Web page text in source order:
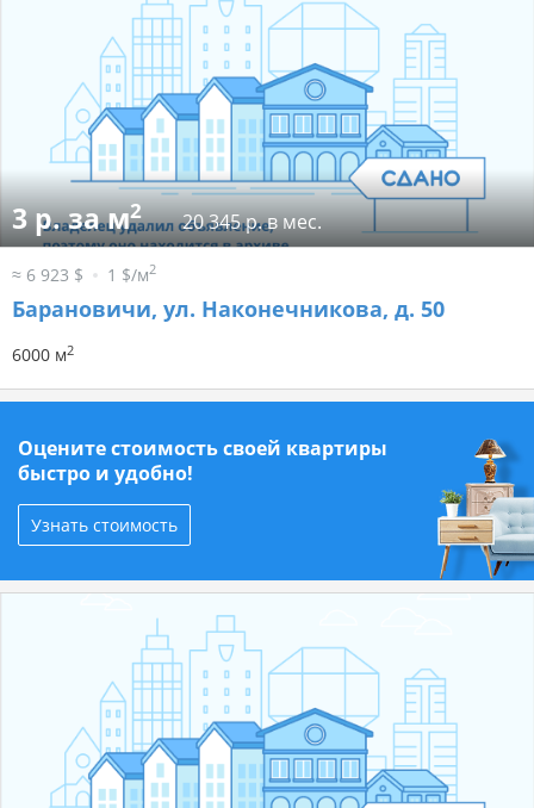
3 р. за м2 20 345 р. в мес.
≈ 6 923 $ 1 $/м2
Барановичи, ул. Наконечникова, д. 50
6000 м2
Оцените стоимость своей квартиры
быстро и удобно!
Узнать стоимость